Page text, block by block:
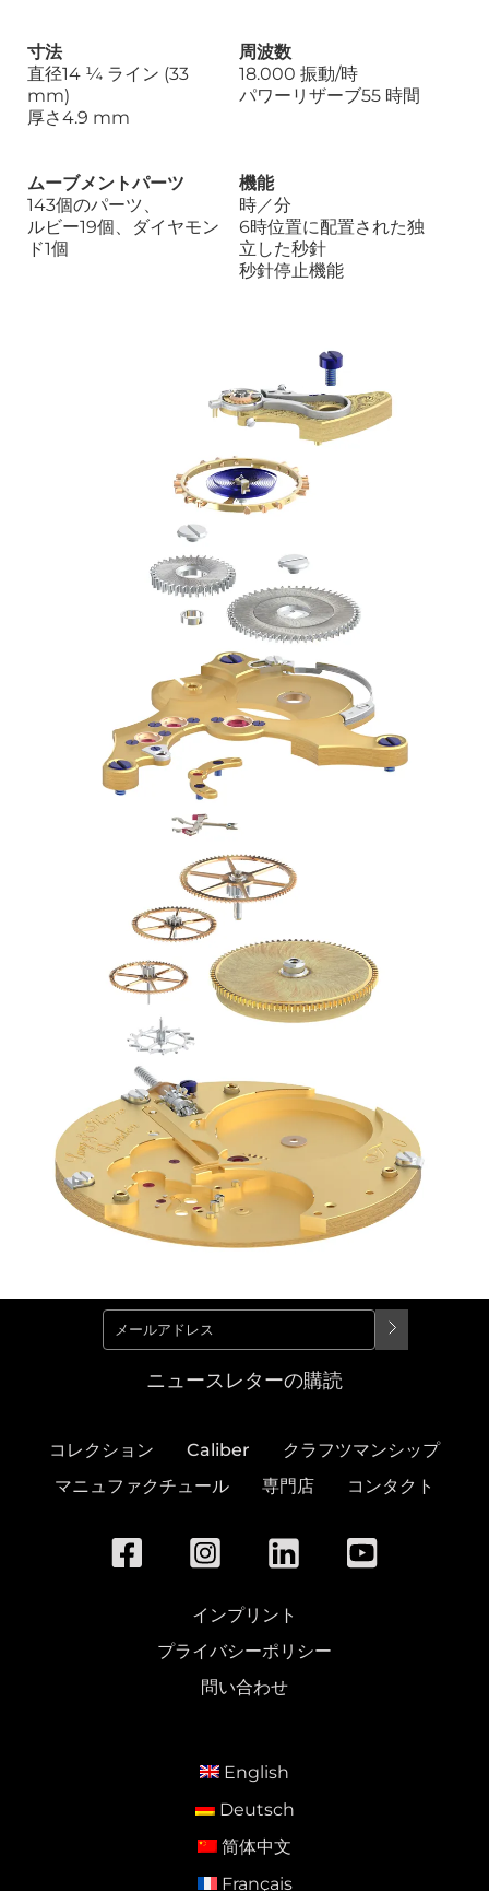
寸法
直径14 ¼ ライン (33
mm)
厚さ4.9 mm
周波数
18.000 振動/時
パワーリザーブ55 時間
ムーブメントパーツ
143個のパーツ、
ルビー19個、ダイヤモン
ド1個
機能
時／分
6時位置に配置された独
立した秒針
秒針停止機能
ニュースレターの購読
コレクション Caliber
クラフツマンシップ
マニュファクチュール
専門店 コンタクト
インプリント
プライバシーポリシー
問い合わせ
English
Deutsch
简体中文
Français